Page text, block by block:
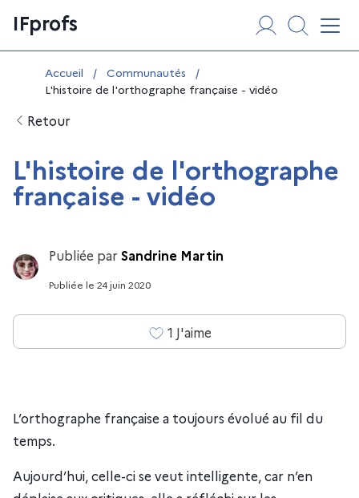
au
contenu
IFprofs
Vous êtes ici :
Accueil / Communautés
/
L'histoire de l'orthographe française - vidéo
Retour
L'histoire de l'orthographe
française - vidéo
Publiée parSandrine Martin
Publiée le 24 juin 2020
1 J'aime
L’orthographe française a toujours évolué au fil du
temps.
Aujourd’hui, celle-ci se veut intelligente, car n’en